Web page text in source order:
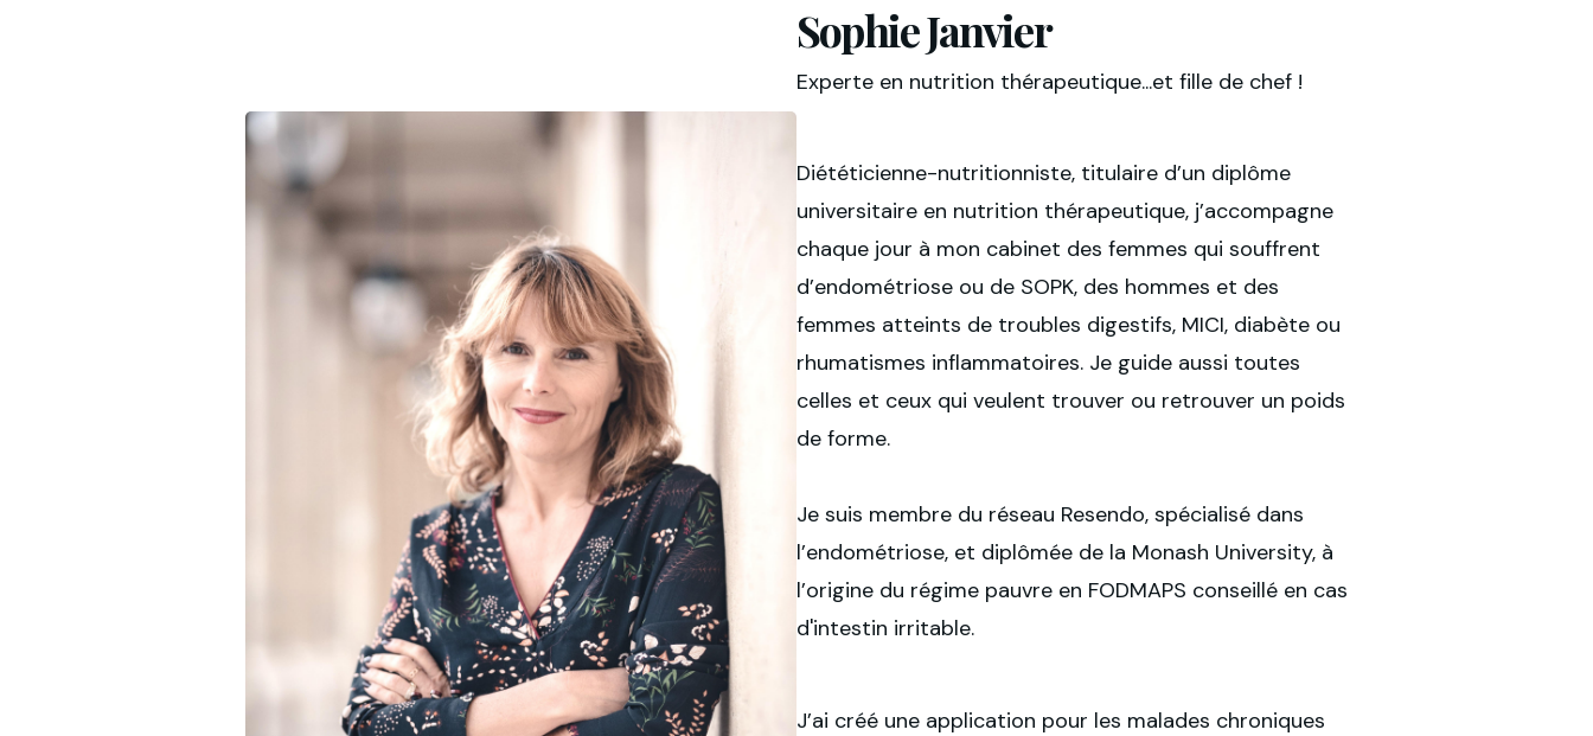
Sophie Janvier
Experte en nutrition thérapeutique...et fille de chef !
Diététicienne-nutritionniste, titulaire d’un diplôme
universitaire en nutrition thérapeutique, j’accompagne
chaque jour à mon cabinet des femmes qui souffrent
d’endométriose ou de SOPK, des hommes et des
femmes atteints de troubles digestifs, MICI, diabète ou
rhumatismes inflammatoires. Je guide aussi toutes
celles et ceux qui veulent trouver ou retrouver un poids
de forme.
Je suis membre du réseau Resendo, spécialisé dans
l’endométriose, et diplômée de la Monash University, à
l’origine du régime pauvre en FODMAPS conseillé en cas
d'intestin irritable.
J’ai créé une application pour les malades chroniques